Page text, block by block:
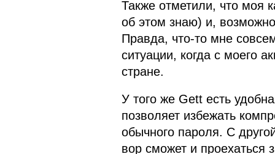
Также отметили, что моя
об этом знаю) и,
Правда, что-то мне
ситуации, когда с моего
стране.
У того же Gett есть
позволяет избежать
обычного пароля. С
вор сможет и проехаться